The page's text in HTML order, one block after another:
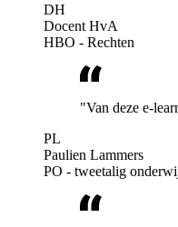
DH
Docent HvA
HBO - Rechten
"Van deze e-
PL
Paulien Lammers
PO - tweetalig